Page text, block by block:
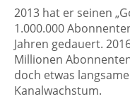
2013 hat er seinen
1.000.000
Jahren gedauert.
Millionen
doch etwas
Kanalwachstum.